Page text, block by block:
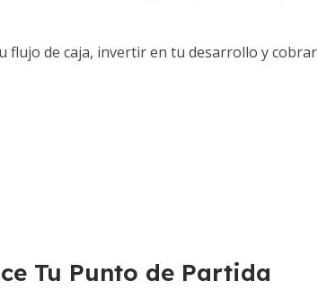
flujo de caja, invertir en tu desarrollo y cobrar
Tu Punto de Partida